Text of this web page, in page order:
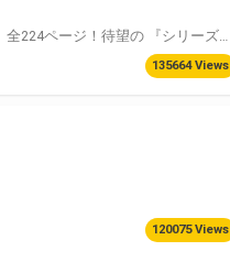
135664 Views
120075 Views